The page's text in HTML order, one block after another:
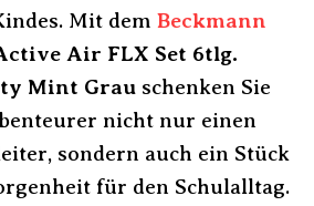
Mit dem Beckmann
Air FLX Set 6tlg.
Mint Grau schenken Sie
nicht nur einen
sondern auch ein Stück
für den Schulalltag.